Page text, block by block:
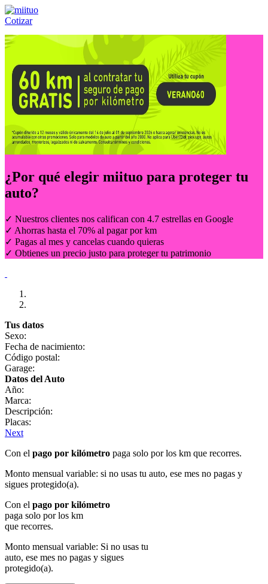
Cotizar
Llámanos al:(55) 84-21-05-00 ó
¿Por qué elegir miituo para proteger tu
auto?
✓ Nuestros clientes nos califican con 4.7 estrellas en Google
✓ Ahorras hasta el 70% al pagar por km
✓ Pagas al mes y cancelas cuando quieras
✓ Obtienes un precio justo para proteger tu patrimonio
Tus datos
Sexo:
Fecha de nacimiento:
Código postal:
Garage:
Datos del Auto
Año:
Marca:
Descripción:
Placas:
Next
Con el pago por kilómetro paga solo por los km que recorres.
Monto mensual variable: si no usas tu auto, ese mes no pagas y
sigues protegido(a).
Con el pago por kilómetro
paga solo por los km
que recorres.
Monto mensual variable: Si no usas tu
auto, ese mes no pagas y sigues
protegido(a).